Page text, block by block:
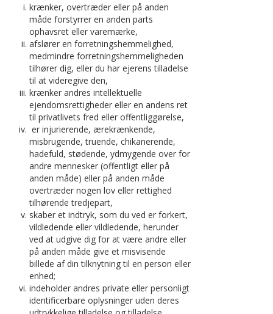
krænker, overtræder eller på anden
måde forstyrrer en anden parts
ophavsret eller varemærke,
afslører en forretningshemmelighed,
medmindre forretningshemmeligheden
tilhører dig, eller du har ejerens tilladelse
til at videregive den,
krænker andres intellektuelle
ejendomsrettigheder eller en andens ret
til privatlivets fred eller offentliggørelse,
er injurierende, ærekrænkende,
misbrugende, truende, chikanerende,
hadefuld, stødende, ydmygende over for
andre mennesker (offentligt eller på
anden måde) eller på anden måde
overtræder nogen lov eller rettighed
tilhørende tredjepart,
skaber et indtryk, som du ved er forkert,
vildledende eller vildledende, herunder
ved at udgive dig for at være andre eller
på anden måde give et misvisende
billede af din tilknytning til en person eller
enhed;
indeholder andres private eller personligt
identificerbare oplysninger uden deres